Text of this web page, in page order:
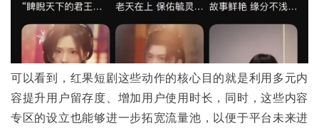
可以看到，红果短剧这些动作的核心目的就是利用多元内
容提升用户留存度、增加用户使用时长，同时，这些内容
专区的设立也能够进一步拓宽流量池，以便于平台未来进